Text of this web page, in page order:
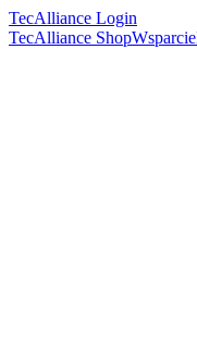
TecAlliance Login
TecAlliance ShopWsparcie